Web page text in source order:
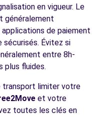
en vigueur. Le
généralement
de paiement
sécurisés. Évitez si
entre 8h-
plus fluides.
transport limiter votre
et votre
toutes les clés en